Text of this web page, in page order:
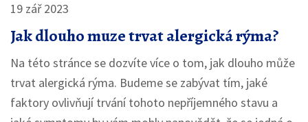
19 zář 2023
Jak dlouho muze trvat alergická rýma?
Na této stránce se dozvíte více o tom, jak dlouho může
trvat alergická rýma. Budeme se zabývat tím, jaké
faktory ovlivňují trvání tohoto nepříjemného stavu a